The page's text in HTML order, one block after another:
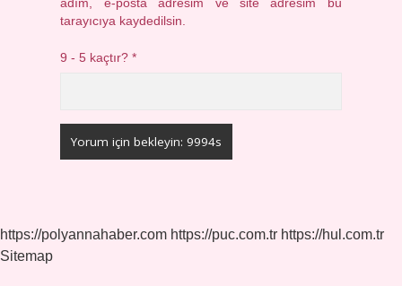
adım, e-posta adresim ve site adresim bu
tarayıcıya kaydedilsin.
9 - 5 kaçtır?*
https://polyannahaber.com https://puc.com.tr https://hul.com.tr
Sitemap